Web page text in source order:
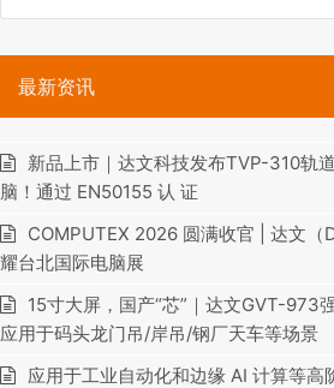
最新资讯
新品上市｜达文科技发布TVP-310轨
脑！通过 EN50155 认 证
COMPUTEX 2026 圆满收官 | 达文（
耀台北国际电脑展
15寸大屏，国产“芯”｜达文GVT-973
应用于码头龙门吊/岸吊/钢厂天车等场景
应用于工业自动化和边缘 AI 计算等